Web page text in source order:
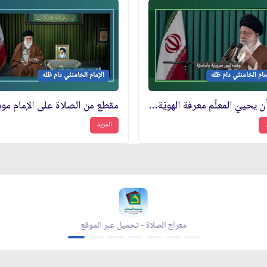
الخامنئي دام ظله
لا بدّ أن يحييَ المعلّم معرفة الهويّة الوطنيّة والشخصيّة لدى التلميذ
الإمام الخامنئي دام ظله
المزيد
معراج الصلاة - تحميل عبر الموقع